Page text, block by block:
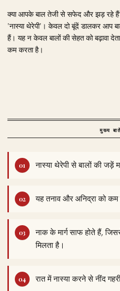
क्या आपके बाल तेजी से सफेद और झड़ रहे
'नास्या थेरेपी'। केवल दो बूंदें डालकर आप
हैं। यह न केवल बालों की सेहत को बढ़ावा
कम करता है।
मुख्य
नास्या थेरेपी से बालों की जड़ें
यह तनाव और अनिद्रा को
नाक के मार्ग साफ होते हैं,
मिलता है।
रात में नास्या करने से नींद